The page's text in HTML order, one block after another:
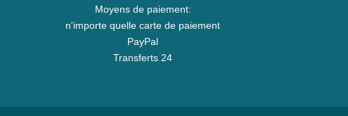
Moyens de paiement:
n'importe quelle carte de paiement
PayPal
Transferts 24